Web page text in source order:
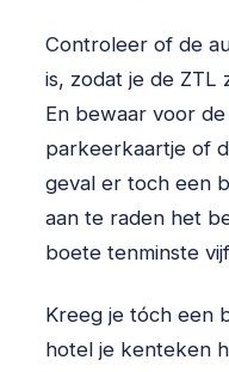
Controleer of de
is, zodat je de ZTL
En bewaar voor
parkeerkaartje of
geval er toch een
aan te raden het
boete tenminste
Kreeg je tóch een
hotel je kenteken